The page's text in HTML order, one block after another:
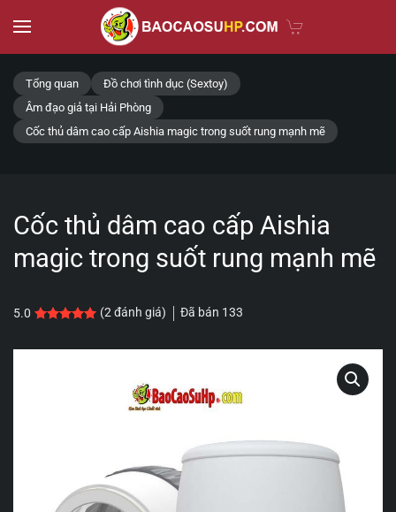
Skip to main content
Tổng quan
Đồ chơi tình dục (Sextoy)
Âm đạo giả tại Hải Phòng
Cốc thủ dâm cao cấp Aishia magic trong suốt rung mạnh mẽ
Cốc thủ dâm cao cấp Aishia
magic trong suốt rung mạnh mẽ
5.0 5.0 trên 5 dựa trên
2 đánh giá
(2đánh giá) Đã bán 133